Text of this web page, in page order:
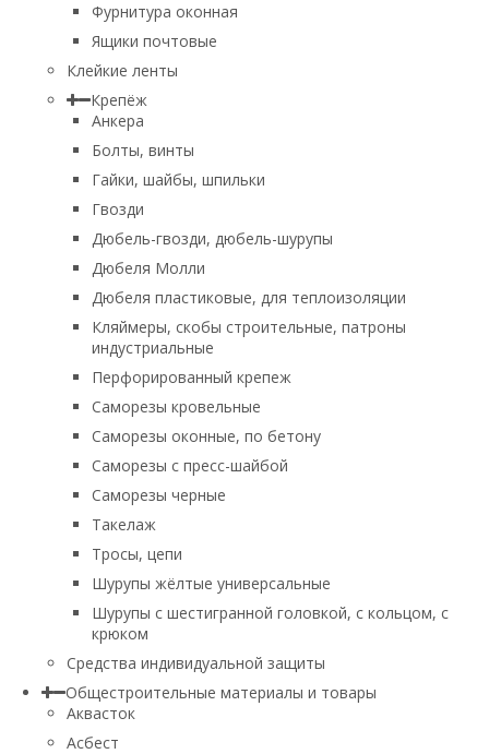
Фурнитура оконная
Ящики почтовые
Клейкие ленты
Крепёж
Анкера
Болты, винты
Гайки, шайбы, шпильки
Гвозди
Дюбель-гвозди, дюбель-шурупы
Дюбеля Молли
Дюбеля пластиковые, для теплоизоляции
Кляймеры, скобы строительные, патроны
индустриальные
Перфорированный крепеж
Саморезы кровельные
Саморезы оконные, по бетону
Саморезы с пресс-шайбой
Саморезы черные
Такелаж
Тросы, цепи
Шурупы жёлтые универсальные
Шурупы с шестигранной головкой, с кольцом, с
крюком
Средства индивидуальной защиты
Общестроительные материалы и товары
Аквасток
Асбест